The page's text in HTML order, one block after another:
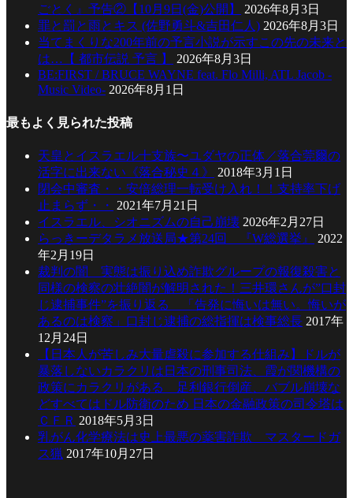
ごとく』予告②【10月9日(金)公開】
2026年8月3日
罪と罰と雨とキス (佐野勇斗&吉田仁人) 2026年8月3日
当てまくりな200年前の予言小説が示すこの先の未来と
は…【 都市伝説 予言 】
2026年8月3日
BE:FIRST / BRUCE WAYNE feat. Flo Milli, ATL Jacob -
Music Video- 2026年8月1日
最もよく見られた投稿
天皇とイスラエル十支族〜ユダヤの正体／落合莞爾の
活字に出来ない《落合秘史４》
2018年3月1日
閉会中審査・・安倍総理一転受け入れ！！支持率下げ
止まらず・・
2021年7月21日
イスラエル、シオニズムの自己崩壊 2026年2月27日
らっきーデタラメ放送局★第24回 『W総選挙』
2022
年2月19日
裁判の闇 実態は振り込め詐欺グループの報復殺害と
同様の検察の壮絶闇が解明された！三井環さんが”口封
じ逮捕事件”を振り返る 「告発に悔いは無い。悔いが
あるのは検察」口封じ逮捕の総指揮は検事総長 2017年
12月24日
【日本人が苦しみ大量虐殺に参加する仕組み】ドルが
暴落しないカラクリは日本の刑事司法、霞が関機構の
政策にカラクリがある 足利銀行倒産、バブル崩壊な
どすべてはドル防衛のため 日本の金融政策の司令塔は
ＣＦＲ 2018年5月3日
乳がん化学療法は史上最悪の薬害詐欺 マスタードガ
ス猟 2017年10月27日